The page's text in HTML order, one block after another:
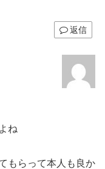
返信
ね
もらって本人も良か